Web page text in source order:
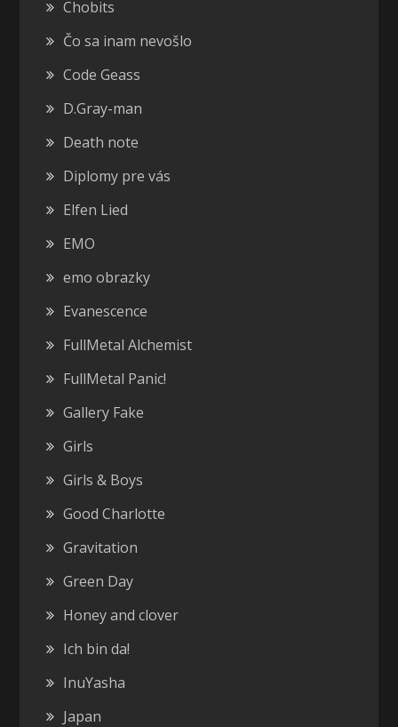
Chobits
Čo sa inam nevošlo
Code Geass
D.Gray-man
Death note
Diplomy pre vás
Elfen Lied
EMO
emo obrazky
Evanescence
FullMetal Alchemist
FullMetal Panic!
Gallery Fake
Girls
Girls & Boys
Good Charlotte
Gravitation
Green Day
Honey and clover
Ich bin da!
InuYasha
Japan